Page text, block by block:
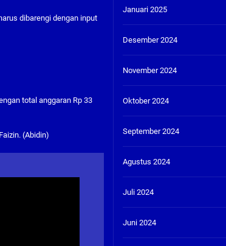
dibarengi dengan input
total anggaran Rp 33
(Abidin)
Januari 2025
Desember 2024
November 2024
Oktober 2024
September 2024
Agustus 2024
Juli 2024
Juni 2024